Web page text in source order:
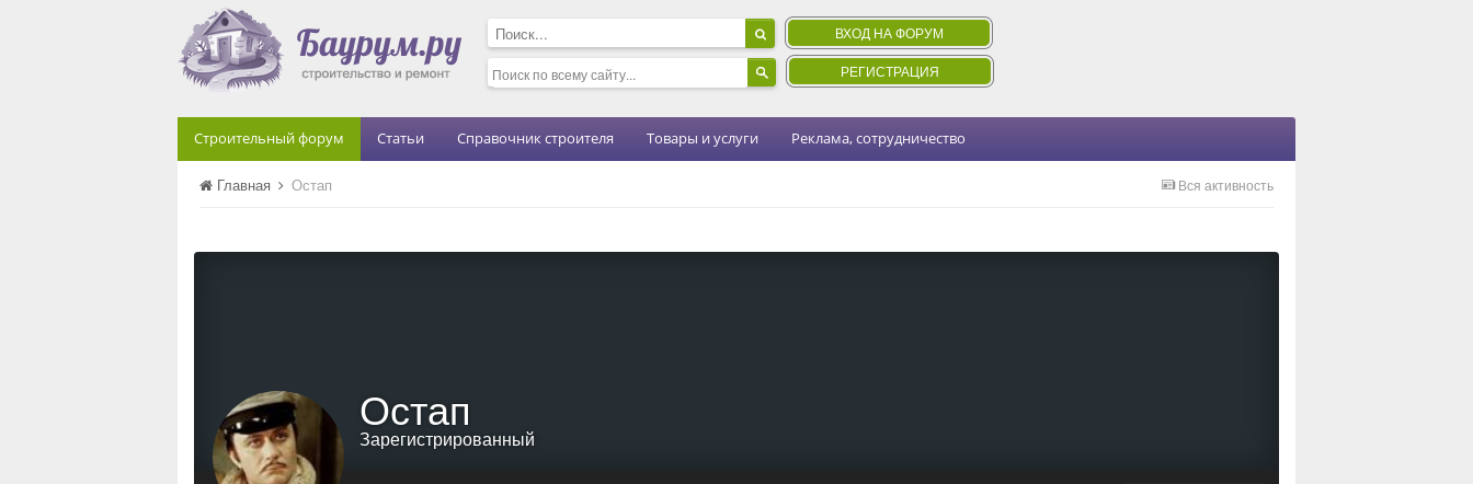
ВХОД НА ФОРУМ
РЕГИСТРАЦИЯ
Строительный форум Статьи Справочник строителя Товары и услуги Реклама, сотрудничество
Вся активность
Главная Остап
Остап
Зарегистрированный